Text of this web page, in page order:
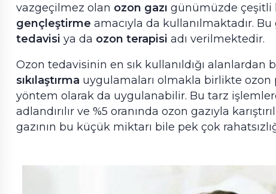
vazgeçilmez olan ozon gazı günümüzde çeşitli
gençleştirme amacıyla da kullanılmaktadır.
tedavisi ya da ozon terapisi adı verilmektedir.
Ozon tedavisinin en sık kullanıldığı alanlardan
sıkılaştırma uygulamaları olmakla birlikte ozon
yöntem olarak da uygulanabilir. Bu tarz
adlandırılır ve %5 oranında ozon gazıyla
gazının bu küçük miktarı bile pek çok